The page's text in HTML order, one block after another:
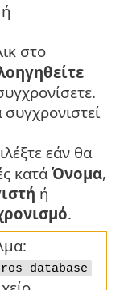
ή
στο
συγχρονιστεί
εάν θα
κατά Όνομα,
ή
.
database